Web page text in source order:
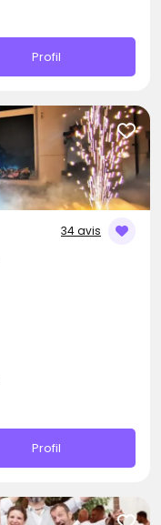
Profil
34 avis
Profil